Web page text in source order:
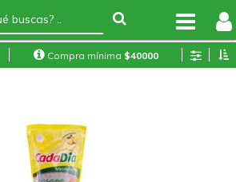
Compra mínima $40000